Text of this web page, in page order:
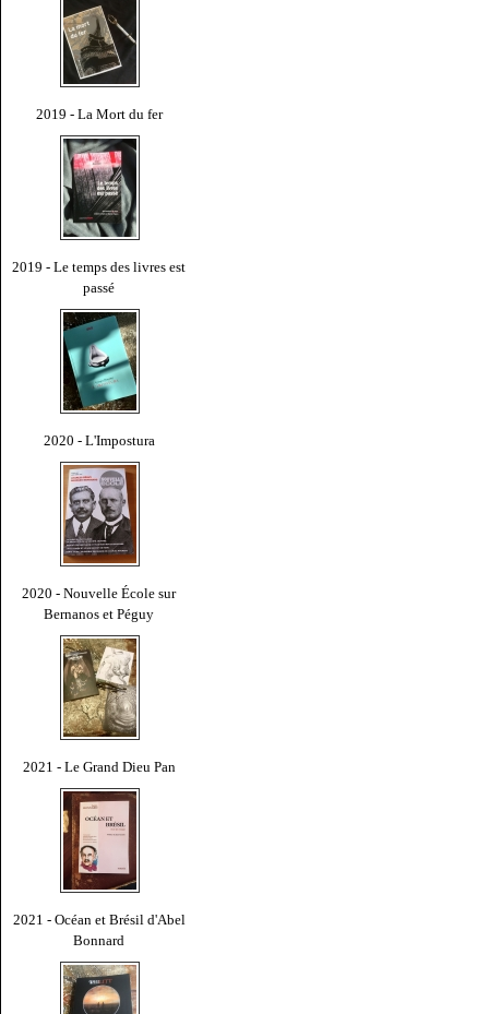
2019 - La Mort du fer
2019 - Le temps des livres est
passé
2020 - L'Impostura
2020 - Nouvelle École sur
Bernanos et Péguy
2021 - Le Grand Dieu Pan
2021 - Océan et Brésil d'Abel
Bonnard